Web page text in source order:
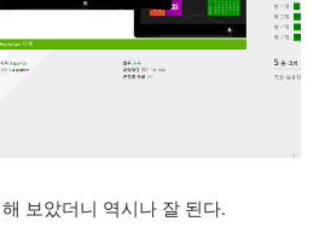
보았더니 역시나 잘 된다.